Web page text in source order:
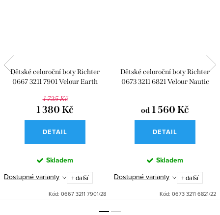
Dětské celoroční boty Richter
0667 3211 7901 Velour Earth
1 725 Kč
1 380 Kč
DETAIL
Skladem
Dostupné varianty + další
Kód: 0667 3211 7901/28
Dětské celoroční boty Richter
0673 3211 6821 Velour Nautic
od 1 560 Kč
DETAIL
Skladem
Dostupné varianty + další
Kód: 0673 3211 6821/22